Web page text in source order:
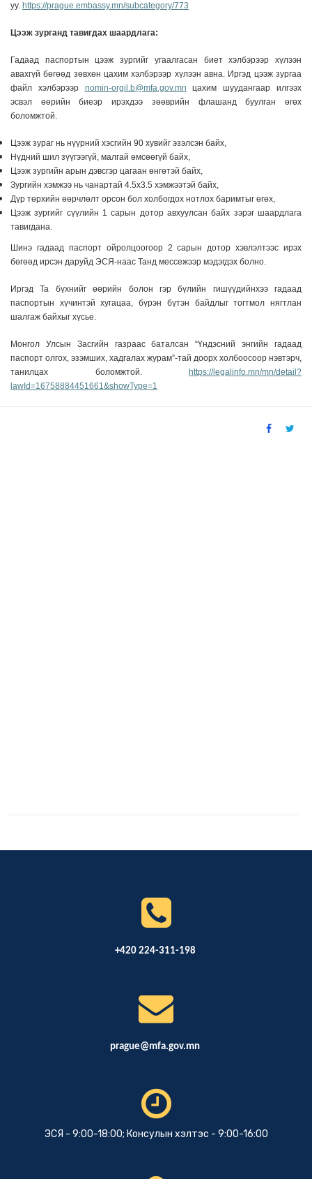
уу. https://prague.embassy.mn/subcategory/773
Цээж зурганд тавигдах шаардлага:
Гадаад паспортын цээж зургийг угаалгасан биет хэлбэрээр хүлээн
авахгүй бөгөөд зөвхөн цахим хэлбэрээр хүлээн авна. Иргэд цээж зургаа
файл хэлбэрээр nomin-orgil.b@mfa.gov.mn
цахим шуудангаар илгээх
эсвэл өөрийн биеэр ирэхдээ зөөврийн флашанд буулган өгөх
боломжтой.
Цээж зураг нь нүүрний хэсгийн 90 хувийг эзэлсэн байх,
Нүдний шил зүүгээгүй, малгай өмсөөгүй байх,
Цээж зургийн арын дэвсгэр цагаан өнгөтэй байх,
Зургийн хэмжээ нь чанартай 4.5х3.5 хэмжээтэй байх,
Дүр төрхийн өөрчлөлт орсон бол холбогдох нотлох баримтыг өгөх,
Цээж зургийг сүүлийн 1 сарын дотор авхуулсан байх зэрэг шаардлага
тавигдана.
Шинэ гадаад паспорт ойролцоогоор 2 сарын дотор хэвлэлтээс ирэх
бөгөөд ирсэн даруйд ЭСЯ-наас Танд мессежээр мэдэгдэх болно.
Иргэд Та бүхнийг өөрийн болон гэр бүлийн гишүүдийнхээ гадаад
паспортын хүчинтэй хугацаа, бүрэн бүтэн байдлыг тогтмол нягтлан
шалгаж байхыг хүсье.
Монгол Улсын Засгийн газраас баталсан “Үндэсний энгийн гадаад
паспорт олгох, эзэмших, хадгалах журам”-тай доорх холбоосоор нэвтэрч,
танилцах боломжтой.
https://legalinfo.mn/mn/detail?
lawId=16758884451661&showType=1
+420 224-311-198
prague@mfa.gov.mn
ЭСЯ - 9:00-18:00; Консулын хэлтэс - 9:00-16:00